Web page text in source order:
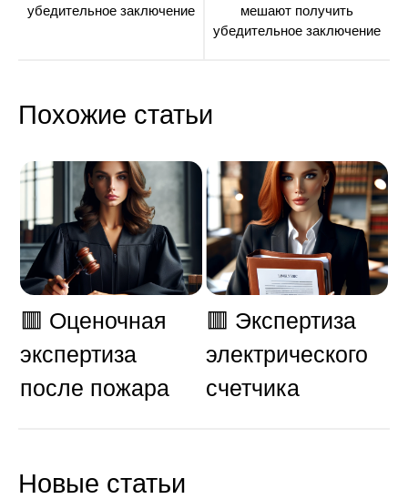
записям
убедительное заключение
мешают получить
убедительное заключение
Похожие статьи
🟥 Оценочная
экспертиза
после пожара
🟥 Экспертиза
электрического
счетчика
Новые статьи